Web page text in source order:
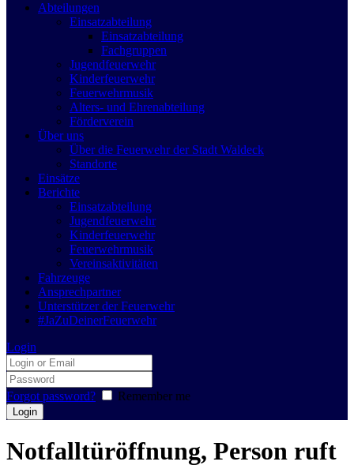
Abteilungen
Einsatzabteilung
Einsatzabteilung
Fachgruppen
Jugendfeuerwehr
Kinderfeuerwehr
Feuerwehrmusik
Alters- und Ehrenabteilung
Förderverein
Über uns
Über die Feuerwehr der Stadt Waldeck
Standorte
Einsätze
Berichte
Einsatzabteilung
Jugendfeuerwehr
Kinderfeuerwehr
Feuerwehrmusik
Vereinsaktivitäten
Fahrzeuge
Ansprechpartner
Unterstützer der Feuerwehr
#JaZuDeinerFeuerwehr
Login
Forgot password? Remember me
Notfalltüröffnung, Person ruft